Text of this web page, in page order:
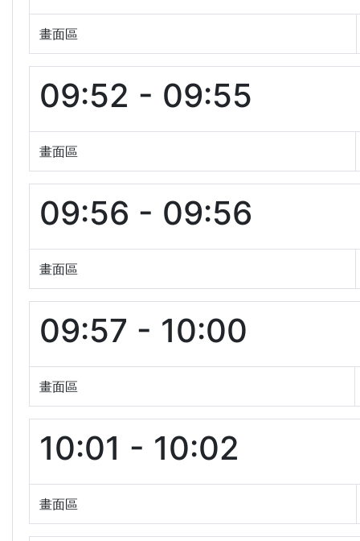
畫面區
09:52 - 09:55
畫面區
09:56 - 09:56
畫面區
09:57 - 10:00
畫面區
10:01 - 10:02
畫面區